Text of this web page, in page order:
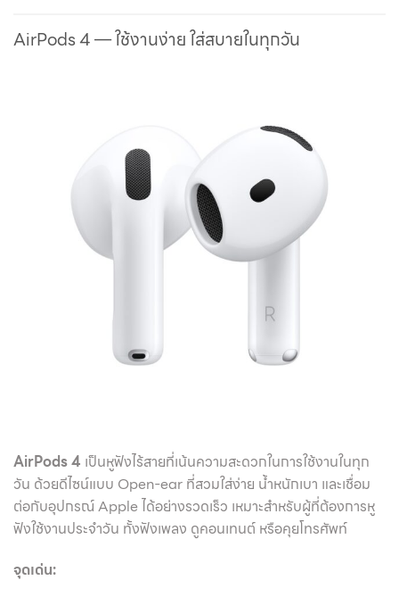
AirPods 4 — ใช้งานง่าย ใส่สบายในทุกวัน
AirPods 4 เป็นหูฟังไร้สายที่เน้นความสะดวกในการใช้งานในทุก
วัน ด้วยดีไซน์แบบ Open-ear ที่สวมใส่ง่าย น้ำหนักเบา และเชื่อม
ต่อกับอุปกรณ์ Apple ได้อย่างรวดเร็ว เหมาะสำหรับผู้ที่ต้องการหู
ฟังใช้งานประจำวัน ทั้งฟังเพลง ดูคอนเทนต์ หรือคุยโทรศัพท์
จุดเด่น: